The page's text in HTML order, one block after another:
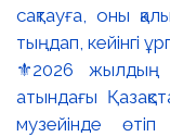
⚜️2026 жылдың
атындағы
музейінде